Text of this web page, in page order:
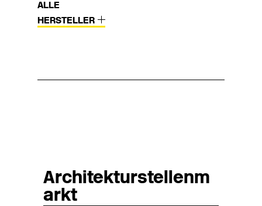
ALLE
HERSTELLER
Architekturstellenm
arkt